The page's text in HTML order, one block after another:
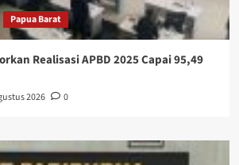
Papua Barat
Realisasi APBD 2025 Capai 95,49
2026 0